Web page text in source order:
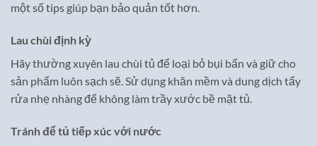
một số tips giúp bạn bảo quản tốt hơn.
Lau chùi định kỳ
Hãy thường xuyên lau chùi tủ để loại bỏ bụi bẩn và giữ cho
sản phẩm luôn sạch sẽ. Sử dụng khăn mềm và dung dịch tẩy
rửa nhẹ nhàng để không làm trầy xước bề mặt tủ.
Tránh để tủ tiếp xúc với nước